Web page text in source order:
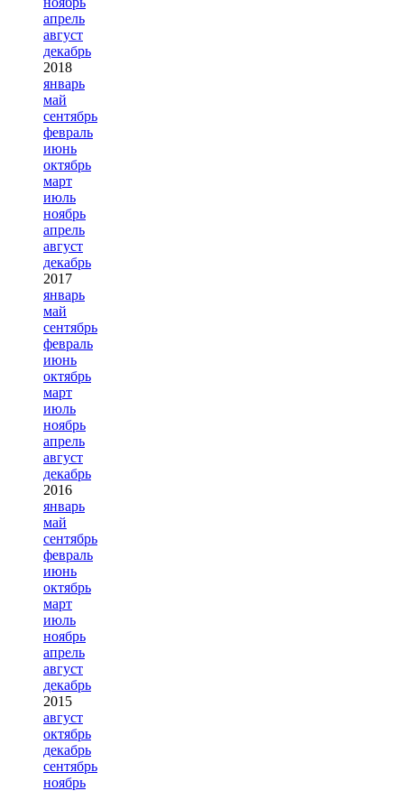
апрель
август
декабрь
2018
январь
май
сентябрь
февраль
июнь
октябрь
март
июль
ноябрь
апрель
август
декабрь
2017
январь
май
сентябрь
февраль
июнь
октябрь
март
июль
ноябрь
апрель
август
декабрь
2016
январь
май
сентябрь
февраль
июнь
октябрь
март
июль
ноябрь
апрель
август
декабрь
2015
август
октябрь
декабрь
сентябрь
ноябрь